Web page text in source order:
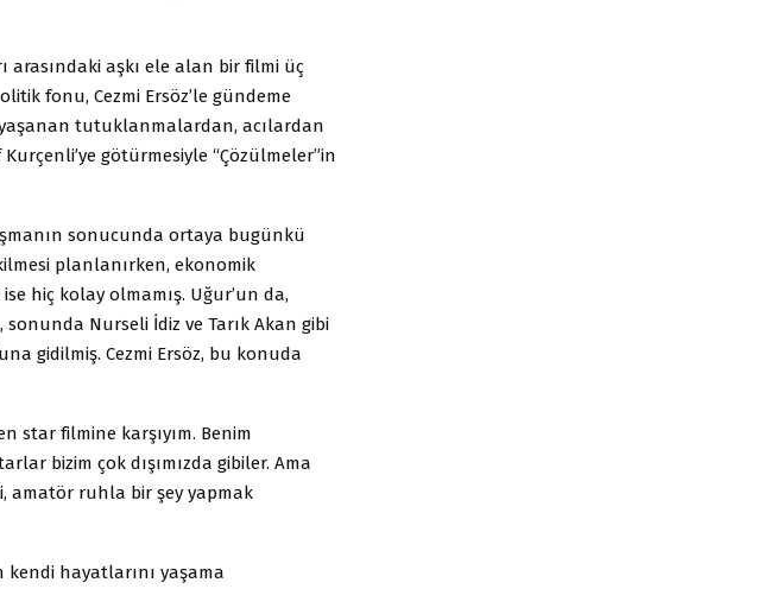
arasındaki aşkı ele alan bir filmi üç
fonu, Cezmi Ersöz’le gündeme
yaşanan tutuklanmalardan, acılardan
götürmesiyle “Çözülmeler”in
sonucunda ortaya bugünkü
planlanırken, ekonomik
hiç kolay olmamış. Uğur’un da,
Nurseli İdiz ve Tarık Akan gibi
gidilmiş. Cezmi Ersöz, bu konuda
star filmine karşıyım. Benim
bizim çok dışımızda gibiler. Ama
amatör ruhla bir şey yapmak
hayatlarını yaşama